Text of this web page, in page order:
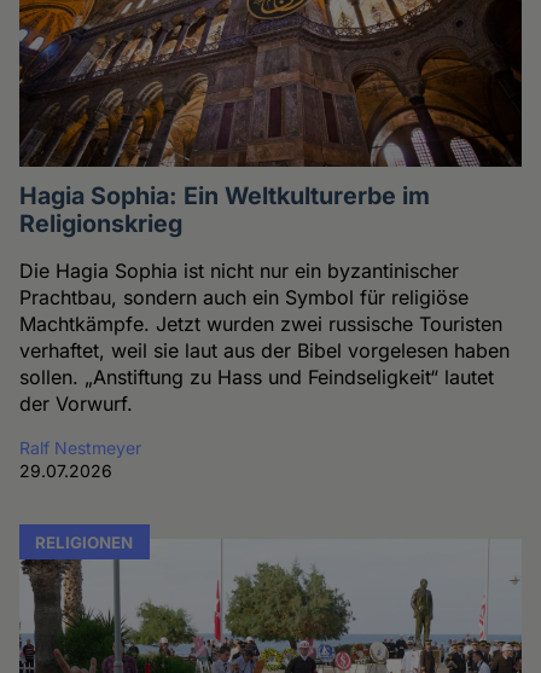
Hagia Sophia: Ein Weltkulturerbe im
Religionskrieg
Die Hagia Sophia ist nicht nur ein byzantinischer
Prachtbau, sondern auch ein Symbol für religiöse
Machtkämpfe. Jetzt wurden zwei russische Touristen
verhaftet, weil sie laut aus der Bibel vorgelesen haben
sollen. „Anstiftung zu Hass und Feindseligkeit“ lautet
der Vorwurf.
Ralf Nestmeyer
29.07.2026
RELIGIONEN